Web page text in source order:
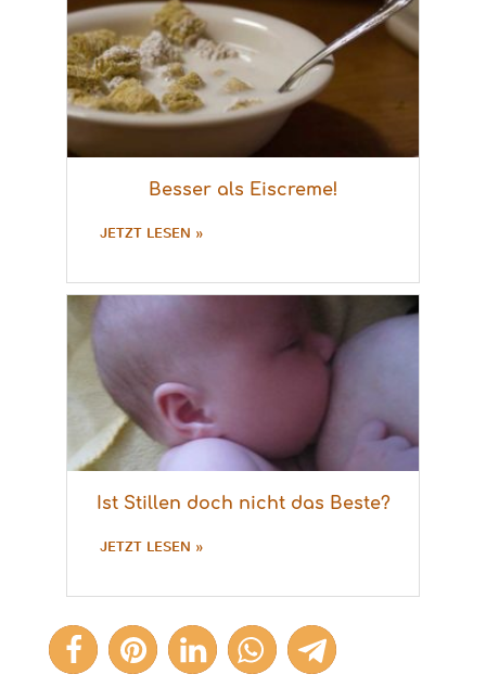
Besser als Eiscreme!
JETZT LESEN »
Ist Stillen doch nicht das Beste?
JETZT LESEN »